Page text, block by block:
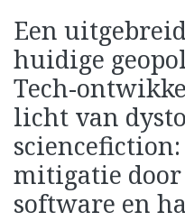
Een
huidige
Tech-
licht van
mitigatie door
software en